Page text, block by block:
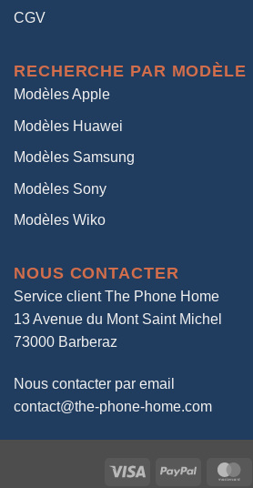
CGV
RECHERCHE PAR MODÈLE
Modèles Apple
Modèles Huawei
Modèles Samsung
Modèles Sony
Modèles Wiko
NOUS CONTACTER
Service client The Phone Home
13 Avenue du Mont Saint Michel
73000 Barberaz
Nous contacter par email
contact@the-phone-home.com
Visa PayPal